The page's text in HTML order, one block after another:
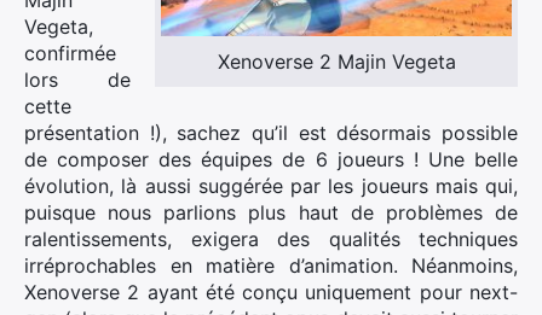
Xenoverse 2 Majin Vegeta
Vegeta,
confirmée
lors de
cette
présentation !), sachez qu’il est désormais possible
de composer des équipes de 6 joueurs ! Une belle
évolution, là aussi suggérée par les joueurs mais qui,
puisque nous parlions plus haut de problèmes de
ralentissements, exigera des qualités techniques
irréprochables en matière d’animation. Néanmoins,
Xenoverse 2 ayant été conçu uniquement pour next-